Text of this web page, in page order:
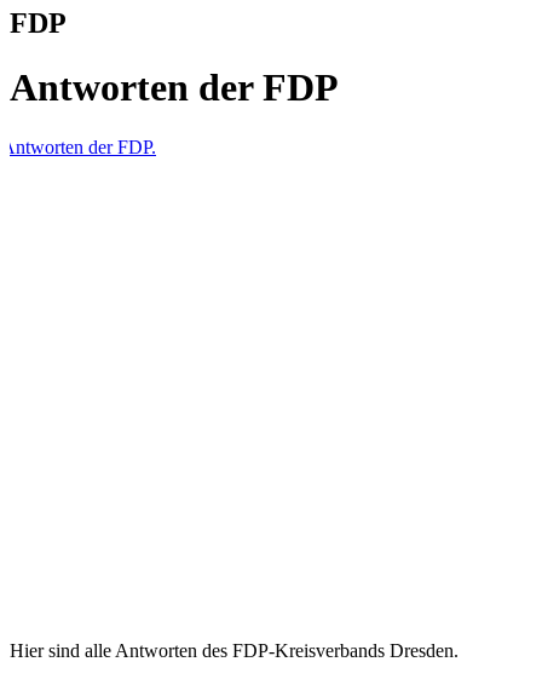
FDP
Antworten der FDP
Hier sind alle Antworten des FDP-Kreisverbands Dresden.